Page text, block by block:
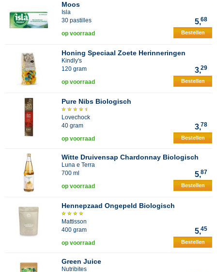
Moos
Isla
30 pastilles
5,68
op voorraad Bestellen
Honing Speciaal Zoete Herinneringen
Kindly's
120 gram
3,29
op voorraad Bestellen
Pure Nibs Biologisch
Lovechock
40 gram
3,78
op voorraad Bestellen
Witte Druivensap Chardonnay Biologisch
Luna e Terra
700 ml
5,87
op voorraad Bestellen
Hennepzaad Ongepeld Biologisch
Mattisson
400 gram
5,45
op voorraad Bestellen
Green Juice
Nutribites